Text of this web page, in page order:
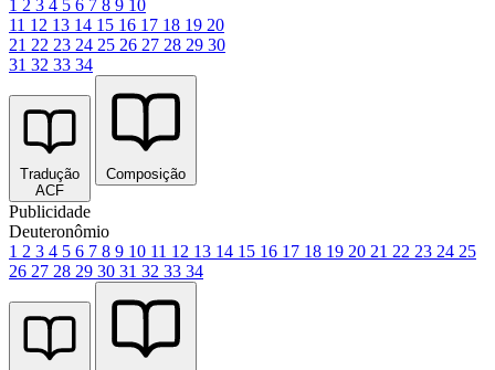
1 2 3 4 5 6 7 8 9 10
11 12 13 14 15 16 17 18 19 20
21 22 23 24 25 26 27 28 29 30
31 32 33 34
Tradução
ACF
Composição
Publicidade
Deuteronômio
1 2 3 4 5 6 7 8 9 10 11 12 13 14 15 16 17 18 19 20 21 22 23 24 25
26 27 28 29 30 31 32 33 34